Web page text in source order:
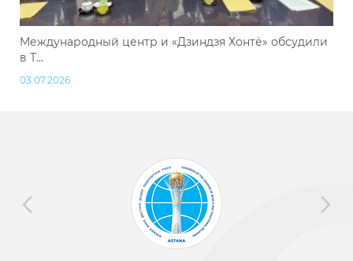
Международный центр и «Дзиндзя Хонтё» обсудили
в Т...
03.07.2026